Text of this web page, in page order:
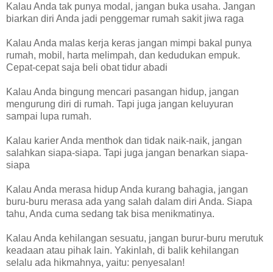
Kalau Anda tak punya modal, jangan buka usaha. Jangan
biarkan diri Anda jadi penggemar rumah sakit jiwa raga
Kalau Anda malas kerja keras jangan mimpi bakal punya
rumah, mobil, harta melimpah, dan kedudukan empuk.
Cepat-cepat saja beli obat tidur abadi
Kalau Anda bingung mencari pasangan hidup, jangan
mengurung diri di rumah. Tapi juga jangan keluyuran
sampai lupa rumah.
Kalau karier Anda menthok dan tidak naik-naik, jangan
salahkan siapa-siapa. Tapi juga jangan benarkan siapa-
siapa
Kalau Anda merasa hidup Anda kurang bahagia, jangan
buru-buru merasa ada yang salah dalam diri Anda. Siapa
tahu, Anda cuma sedang tak bisa menikmatinya.
Kalau Anda kehilangan sesuatu, jangan burur-buru merutuk
keadaan atau pihak lain. Yakinlah, di balik kehilangan
selalu ada hikmahnya, yaitu: penyesalan!